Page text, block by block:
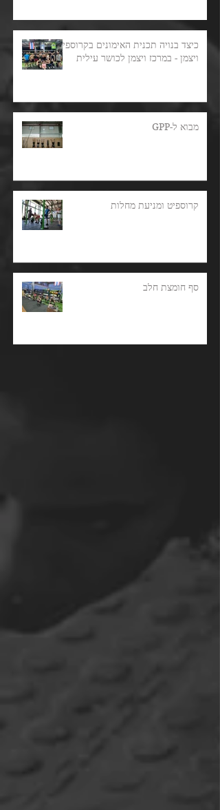
כיצד בנויה תכנית האימונים בקרוספיט
ויצמן - במרכז ויצמן לכושר עילית
מבוא ל-GPP
קרוספיט ומניעת מחלות
סף חומצת חלב